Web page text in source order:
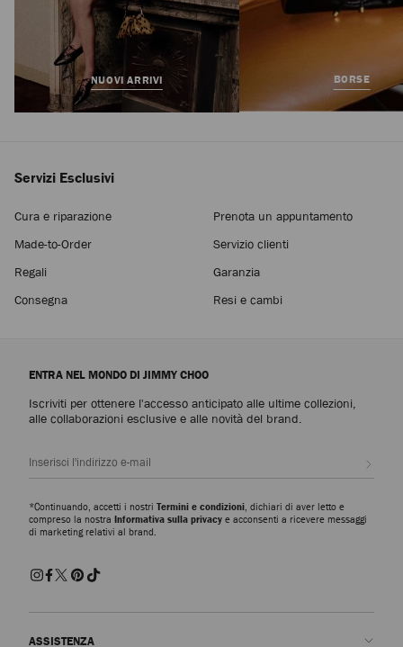
NUOVI ARRIVI BORSE
Servizi Esclusivi
Cura e riparazione
Prenota un appuntamento
Made-to-Order
Servizio clienti
Regali
Garanzia
Consegna
Resi e cambi
ENTRA NEL MONDO DI JIMMY CHOO
Iscriviti per ottenere l'accesso anticipato alle ultime collezioni,
alle collaborazioni esclusive e alle novità del brand.
*Continuando, accetti i nostri Termini e condizioni , dichiari di aver letto e
compreso la nostra Informativa sulla privacy e acconsenti a ricevere messaggi
di marketing relativi al brand.
ASSISTENZA